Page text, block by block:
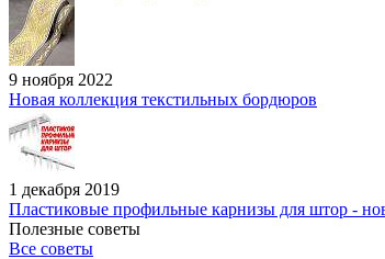
9 ноября 2022
Новая коллекция текстильных бордюров
1 декабря 2019
Пластиковые профильные карнизы для штор -
Полезные советы
Все советы